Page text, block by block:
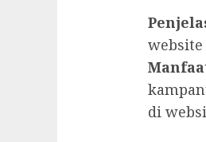
di